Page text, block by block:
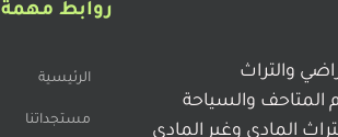
والتراث
والسياحة
المادي وغير المادي
روابط مهمة
الرئيسية
مستجداتنا